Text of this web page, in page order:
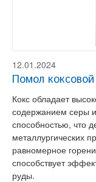
12.01.2024
Помол
Кокс обладает
содержанием серы
способностью, что
металлургических
равномерное
способствует
руды.